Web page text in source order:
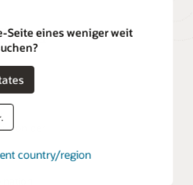
Seite eines weniger weit
country/region
von der